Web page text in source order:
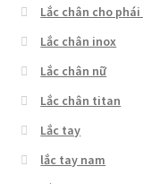
Lắc chân cho phái
Lắc chân inox
Lắc chân nữ
Lắc chân titan
Lắc tay
lắc tay nam